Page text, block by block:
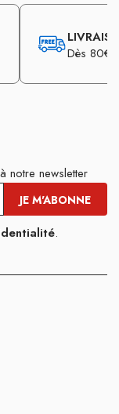
Dès 80€
notre newsletter
.